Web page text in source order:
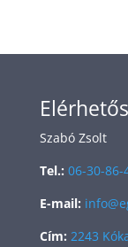
Szabó Zsolt
Tel.: 06-30-86-
E-mail:
Cím: 2243